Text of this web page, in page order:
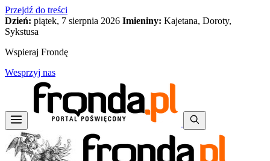
Przejdź do treści
Dzień: piątek, 7 sierpnia 2026 Imieniny: Kajetana, Doroty,
Sykstusa
Wspieraj Frondę
Wesprzyj nas